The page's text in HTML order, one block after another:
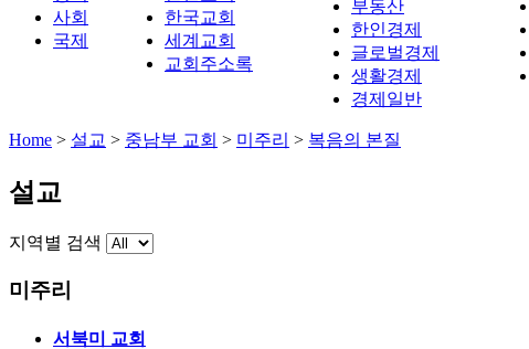
사회
국제
한국교회
세계교회
교회주소록
부동산
한인경제
글로벌경제
생활경제
경제일반
Home > 설교 > 중남부 교회 > 미주리 > 복음의 본질
설교
지역별 검색
미주리
서북미 교회